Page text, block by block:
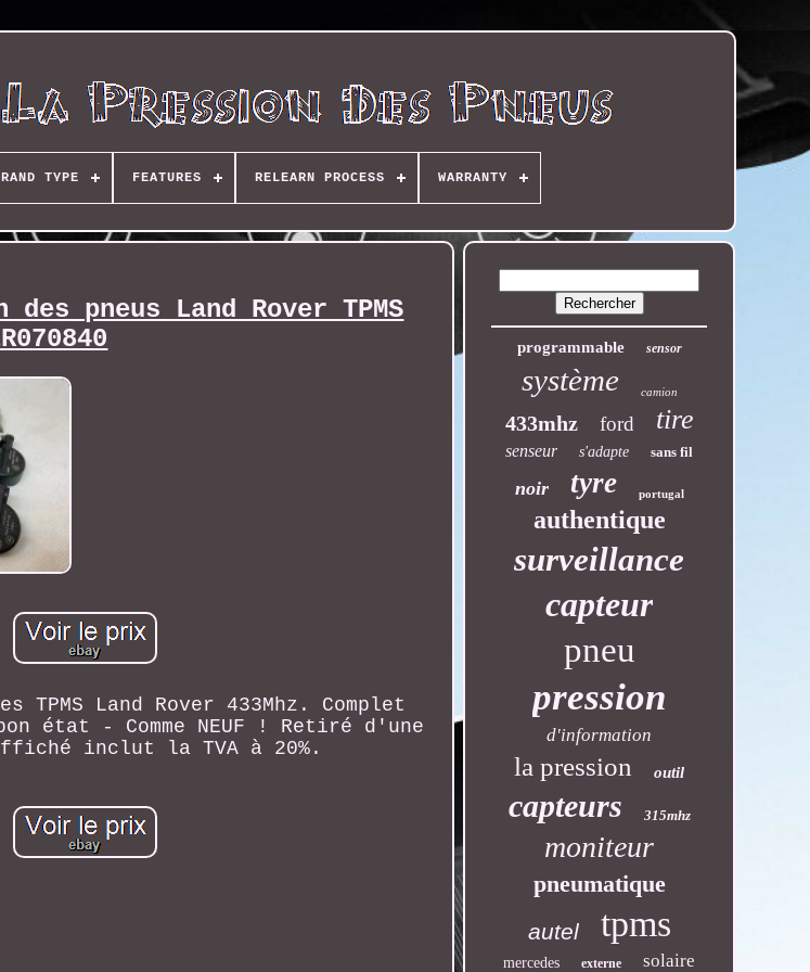
TYPE FEATURES RELEARN PROCESS WARRANTY
pneus Land Rover TPMS
Land Rover 433Mhz. Complet
état - Comme NEUF ! Retiré d'une
inclut la TVA à 20%.
programmable sensor
système camion
433mhz ford tire
senseur s'adapte sans fil
noir tyre portugal
authentique
surveillance
capteur
pneu
pression
d'information
la pression outil
capteurs 315mhz
moniteur
pneumatique
autel tpms
mercedes externe solaire